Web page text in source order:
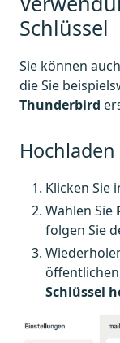
Schlüssel
Sie können
die Sie
Thunderbird
Klicken Sie
Wählen Sie
folgen Sie
Schlüssel